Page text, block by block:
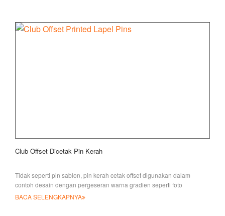
Club Offset Dicetak Pin Kerah
Tidak seperti pin sablon, pin kerah cetak offset digunakan dalam
contoh desain dengan pergeseran warna gradien seperti foto
BACA SELENGKAPNYA